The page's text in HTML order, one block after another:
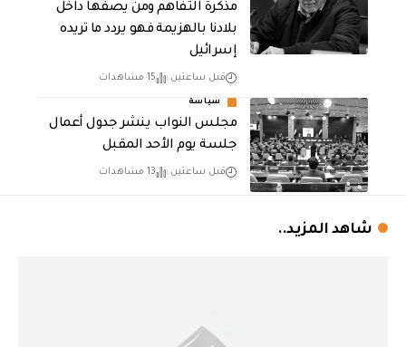
مذكرة التفاهم ومن يصفها داخل
بلادنا بالهزيمة فهو يردد ما تريده
إسرائيل
قبل ساعتين 15 مشاهدات
سياسة
مجلس النواب ينشر جدول أعمال
جلسة يوم الأحد المقبل
قبل ساعتين 13 مشاهدات
شاهد المزيد..